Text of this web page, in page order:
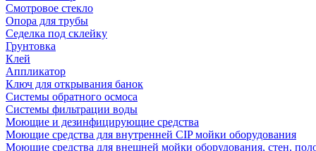
Смотровое стекло
Опора для трубы
Седелка под склейку
Грунтовка
Клей
Аппликатор
Ключ для открывания банок
Системы обратного осмоса
Системы фильтрации воды
Моющие и дезинфицирующие средства
Моющие средства для внутренней CIP мойки оборудования
Моющие средства для внешней мойки оборудования, стен,